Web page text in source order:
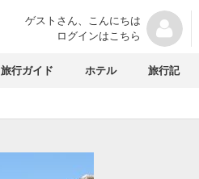
ゲストさん、 こんにちは
ログインはこちら
旅行ガイド ホテル 旅行記